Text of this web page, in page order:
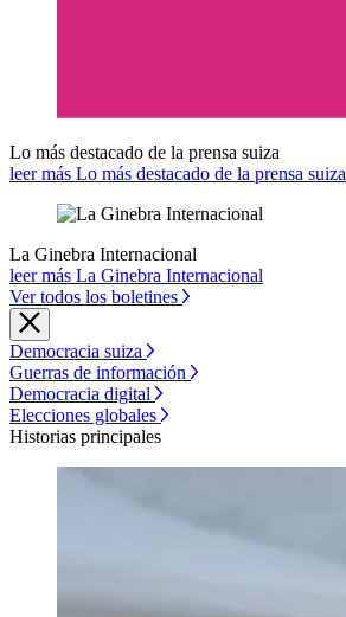
Lo más destacado de la prensa suiza
leer más Lo más destacado de la prensa suiza
La Ginebra Internacional
leer más La Ginebra Internacional
Ver todos los boletines
Democracia suiza
Guerras de información
Democracia digital
Elecciones globales
Historias principales